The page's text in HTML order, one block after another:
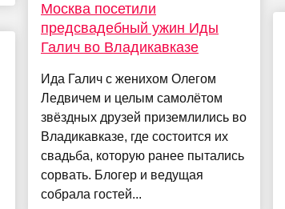
Москва посетили
предсвадебный ужин Иды
Галич во Владикавказе
Ида Галич с женихом Олегом
Ледвичем и целым самолётом
звёздных друзей приземлились во
Владикавказе, где состоится их
свадьба, которую ранее пытались
сорвать. Блогер и ведущая
собрала гостей...